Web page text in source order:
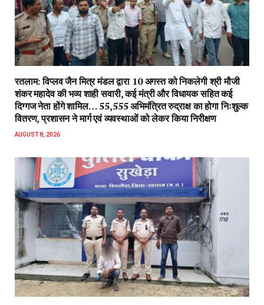
रतलाम: विप्लव जैन मित्र मंडल द्वारा 10 अगस्त को निकलेगी श्री मौजी
शंकर महादेव की भव्य शाही सवारी, कई मंत्री और विधायक सहित कई
दिग्गज नेता होंगे शामिल… 55,555 अभिमंत्रित रुद्राक्ष का होगा निःशुल्क
वितरण, प्रशासन ने मार्ग एवं व्यवस्थाओं को लेकर किया निरीक्षण
AUGUST 8, 2026